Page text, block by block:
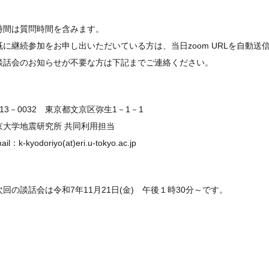
は質問時間を含みます。
継続参加をお申し出いただいている方は、当日zoom URLを自動送信
会のお知らせが不要な方は下記までご連絡ください。
－0032 東京都文京区弥生1－1－1
大学地震研究所 共同利用担当
：k-kyodoriyo(at)eri.u-tokyo.ac.jp
の談話会は令和7年11月21日(金) 午後１時30分～です。